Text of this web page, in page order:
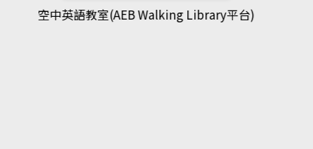
網管人(kono平台)